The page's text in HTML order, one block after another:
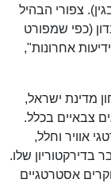
צפורי הבהיל
(כפי שמפורט
אחרונות",
מדינת ישראל,
צבאיים בכלל.
אוויר וחלל,
שלו.
אסטרטגיים